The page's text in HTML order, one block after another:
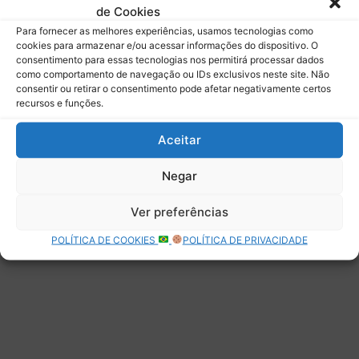
de Cookies
Para fornecer as melhores experiências, usamos tecnologias como
cookies para armazenar e/ou acessar informações do dispositivo. O
consentimento para essas tecnologias nos permitirá processar dados
como comportamento de navegação ou IDs exclusivos neste site. Não
consentir ou retirar o consentimento pode afetar negativamente certos
recursos e funções.
Aceitar
Negar
Ver preferências
POLÍTICA DE COOKIES POLÍTICA DE PRIVACIDADE
Deixe uma resposta